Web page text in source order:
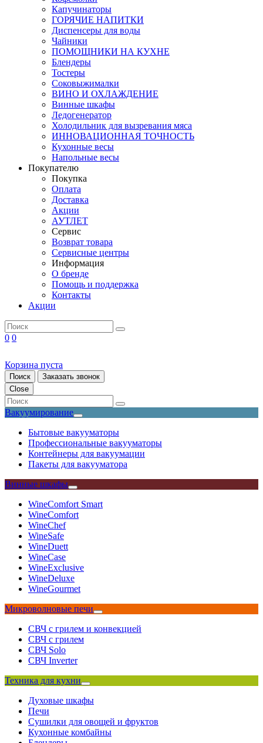
Капучинаторы
ГОРЯЧИЕ НАПИТКИ
Диспенсеры для воды
Чайники
ПОМОЩНИКИ НА КУХНЕ
Блендеры
Тостеры
Соковыжималки
ВИНО И ОХЛАЖДЕНИЕ
Винные шкафы
Ледогенератор
Холодильник для вызревания мяса
ИННОВАЦИОННАЯ ТОЧНОСТЬ
Кухонные весы
Напольные весы
Покупателю
Покупка
Оплата
Доставка
Акции
АУТЛЕТ
Сервис
Возврат товара
Сервисные центры
Информация
О бренде
Помощь и поддержка
Контакты
Акции
0 0
Корзина пуста
Поиск
Заказать звонок
Close
Вакуумирование
Бытовые вакууматоры
Профессиональные вакууматоры
Контейнеры для вакуумации
Пакеты для вакууматора
Винные шкафы
WineComfort Smart
WineComfort
WineChef
WineSafe
WineDuett
WineCase
WineExclusive
WineDeluxe
WineGourmet
Микроволновые печи
СВЧ с грилем и конвекцией
СВЧ с грилем
СВЧ Solo
СВЧ Inverter
Техника для кухни
Духовые шкафы
Печи
Сушилки для овощей и фруктов
Кухонные комбайны